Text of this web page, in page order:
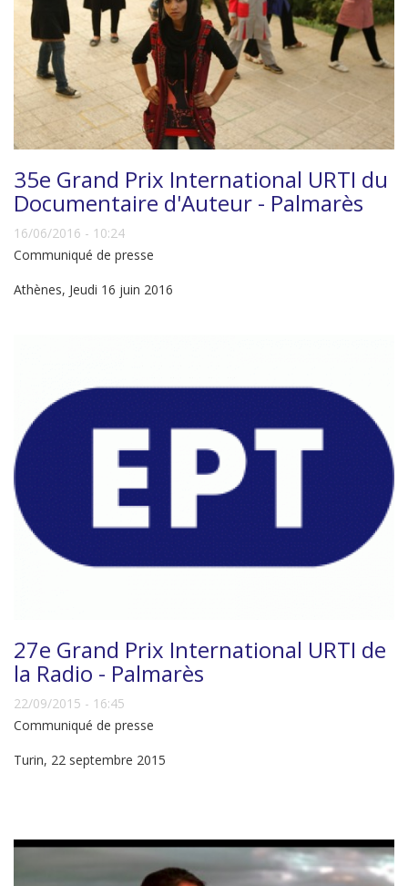
35e Grand Prix International URTI du
Documentaire d'Auteur - Palmarès
16/06/2016 - 10:24
Communiqué de presse
Athènes, Jeudi 16 juin 2016
27e Grand Prix International URTI de
la Radio - Palmarès
22/09/2015 - 16:45
Communiqué de presse
Turin, 22 septembre 2015